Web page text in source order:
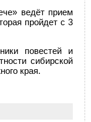
ведёт прием
пройдет с 3
повестей и
сибирской
края.